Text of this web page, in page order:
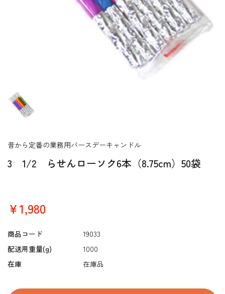
3 1/2 らせんローソク6本（8.75cm）50袋
昔から定番の業務用バースデーキャンドル
￥1,980
商品コード
19033
配送用重量(g)
1000
在庫
在庫品